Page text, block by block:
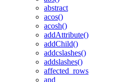
abstract
acos()
acosh()
addAttribute()
addChild()
addcslashes()
addslashes()
affected_rows
and